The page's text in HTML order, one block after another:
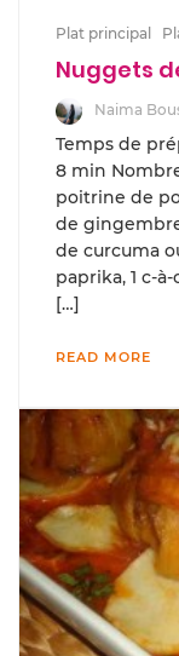
Plat principal
Nuggets
Naima
Temps de
8 min
poitrine de
de
de curcuma
paprika, 1 c-
[…]
READ MORE